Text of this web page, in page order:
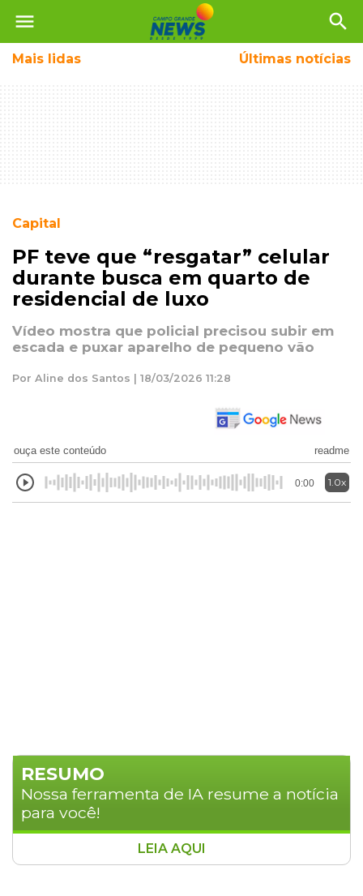
menu search
Mais lidas Últimas notícias
Capital
PF teve que “resgatar” celular
durante busca em quarto de
residencial de luxo
Vídeo mostra que policial precisou subir em
escada e puxar aparelho de pequeno vão
Por Aline dos Santos | 18/03/2026 11:28
ouça este conteúdo readme
0:00 1.0x
RESUMO
Nossa ferramenta de IA resume a notícia
para você!
A Polícia Federal realizou operação de
LEIA AQUI